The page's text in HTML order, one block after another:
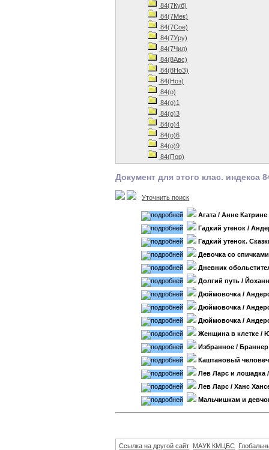
84(7Куб)
84(7Мек)
84(7Сое)
84(7Уру)
84(7Чил)
84(8Авс)
84(8НоЗ)
84(Ноз)
84(о)
84(о)1
84(о)3
84(о)4
84(о)6
84(о)9
84(Пор)
Документ для этого клас. индекса
Уточнить поиск
Агата / Анне
Гадкий утенок /
Гадкий утенок.
Девочка со спичками
Дневник
Долгий путь /
Дюймовочка /
Дюймовочка /
Дюймовочка /
Женщина в клетке /
Избранное /
Каштановый
Лев Ларс и лошадка
Лев Ларс / Ханс
Мальчишкам и
Ссылка на другой сайт МАУК КМЦБС